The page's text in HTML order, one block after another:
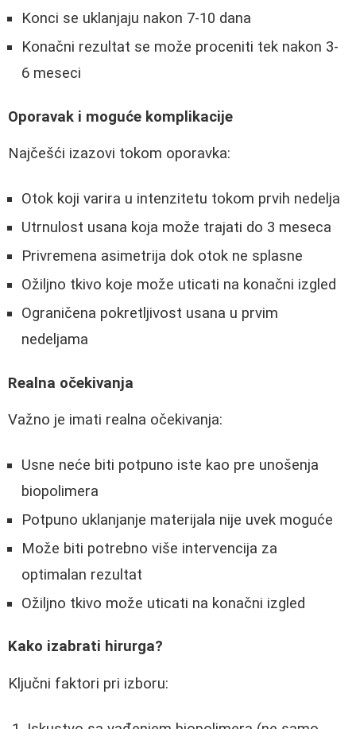
Konci se uklanjaju nakon 7-10 dana
Konačni rezultat se može proceniti tek nakon 3-
6 meseci
Oporavak i moguće komplikacije
Najčešći izazovi tokom oporavka:
Otok koji varira u intenzitetu tokom prvih nedelja
Utrnulost usana koja može trajati do 3 meseca
Privremena asimetrija dok otok ne splasne
Ožiljno tkivo koje može uticati na konačni izgled
Ograničena pokretljivost usana u prvim
nedeljama
Realna očekivanja
Važno je imati realna očekivanja:
Usne neće biti potpuno iste kao pre unošenja
biopolimera
Potpuno uklanjanje materijala nije uvek moguće
Može biti potrebno više intervencija za
optimalan rezultat
Ožiljno tkivo može uticati na konačni izgled
Kako izabrati hirurga?
Ključni faktori pri izboru: